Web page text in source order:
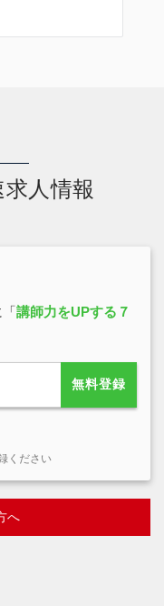
人情報
講師力をUPする７
無料登録
ください
へ